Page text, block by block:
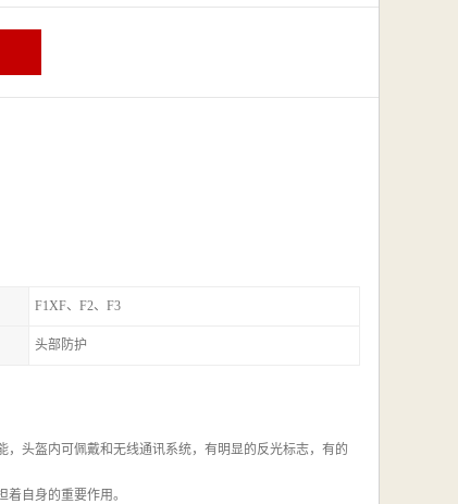
F1XF、F2、F3
头部防护
头盔内可佩戴和无线通讯系统，有明显的反光标志，有的
自身的重要作用。